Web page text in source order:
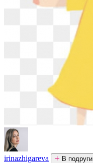
irinazhigareva В подруги